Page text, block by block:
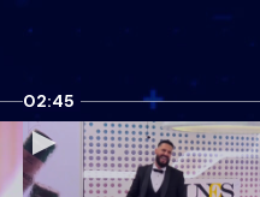
02:45